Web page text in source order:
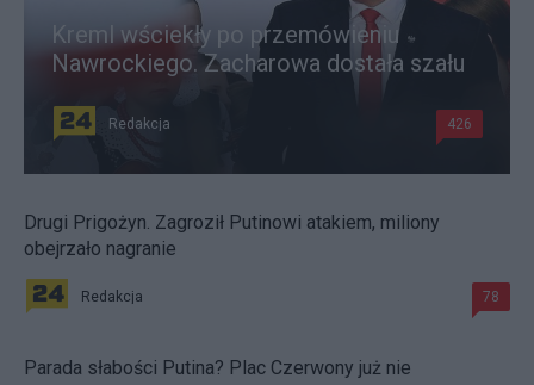
Kreml wściekły po przemówieniu
Nawrockiego. Zacharowa dostała szału
Redakcja 426
Drugi Prigożyn. Zagroził Putinowi atakiem, miliony
obejrzało nagranie
Redakcja 78
Parada słabości Putina? Plac Czerwony już nie